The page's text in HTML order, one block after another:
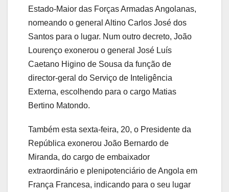
Estado-Maior das Forças Armadas Angolanas,
nomeando o general Altino Carlos José dos
Santos para o lugar. Num outro decreto, João
Lourenço exonerou o general José Luís
Caetano Higino de Sousa da função de
director-geral do Serviço de Inteligência
Externa, escolhendo para o cargo Matias
Bertino Matondo.
Também esta sexta-feira, 20, o Presidente da
República exonerou João Bernardo de
Miranda, do cargo de embaixador
extraordinário e plenipotenciário de Angola em
França Francesa, indicando para o seu lugar